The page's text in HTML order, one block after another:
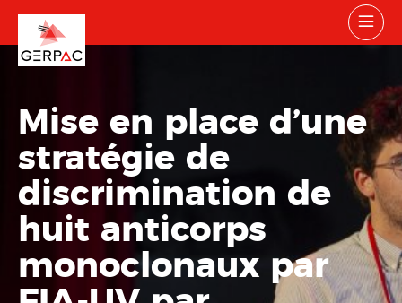
Mise en place d’une
stratégie de
discrimination de
huit anticorps
monoclonaux par